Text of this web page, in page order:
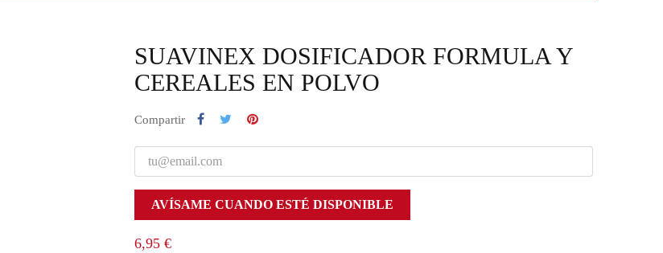
SUAVINEX DOSIFICADOR FORMULA Y
CEREALES EN POLVO
Compartir
AVÍSAME CUANDO ESTÉ DISPONIBLE
6,95 €